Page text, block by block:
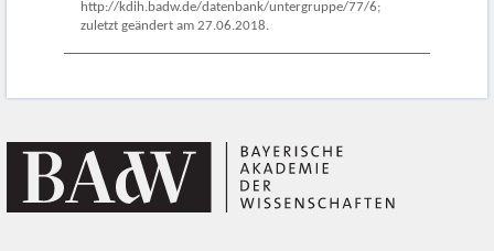
http://kdih.badw.de/datenbank/untergruppe/77/6;
zuletzt geändert am 27.06.2018.